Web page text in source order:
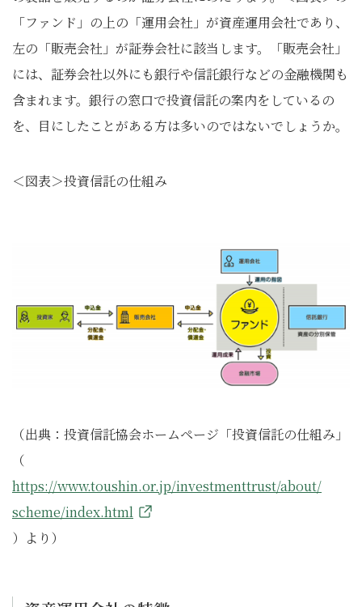
「ファンド」の上の「運用会社」が資産運用会社であり、
左の「販売会社」が証券会社に該当します。「販売会社」
には、証券会社以外にも銀行や信託銀行などの金融機関も
含まれます。銀行の窓口で投資信託の案内をしているの
を、目にしたことがある方は多いのではないでしょうか。
＜図表＞投資信託の仕組み
（出典：投資信託協会ホームページ「投資信託の仕組み」
（
https://www.toushin.or.jp/investmenttrust/about/
scheme/index.html
）より）